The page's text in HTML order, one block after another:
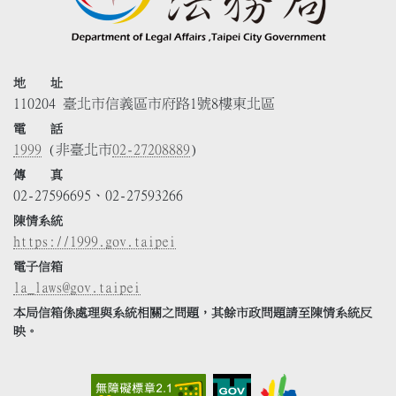
地 址
110204 臺北市信義區市府路1號8樓東北區
電 話
1999 (非臺北市02-27208889)
傳 真
02-27596695、02-27593266
陳情系統
https://1999.gov.taipei
電子信箱
la_laws@gov.taipei
本局信箱係處理與系統相關之問題，其餘市政問題請至陳情系統反
映。